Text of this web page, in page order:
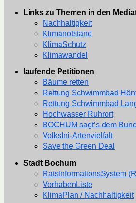
Links zu Themen in den
Nachhaltigkeit
Klimanotstand
KlimaSchutz
Klimawandel
laufende Petitionen
Bäume retten
Rettung Schwimmbad
Rettung Schwimmbad
Hochwasser Ruhrort
BOCHUM sagt’s dem
VolksIni-Artenvielfalt
Save the Green Deal
Stadt Bochum
RatsInformationsSystem
VorhabenListe
KlimaPlan / Nachhaltigkeit